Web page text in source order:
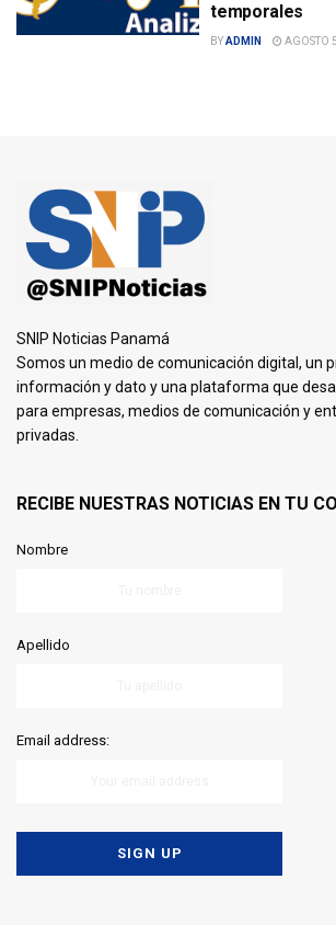
temporales
BYADMIN AGOSTO
SNIP Noticias Panamá
Somos un medio de comunicación digital, un
información y dato y una plataforma que
para empresas, medios de comunicación y
privadas.
RECIBE NUESTRAS NOTICIAS EN TU
Nombre
Apellido
Email address: